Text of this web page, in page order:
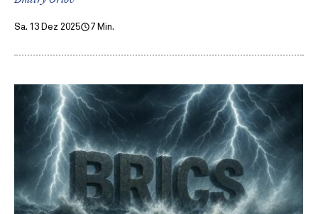
Sa. 13 Dez 2025 7 Min.